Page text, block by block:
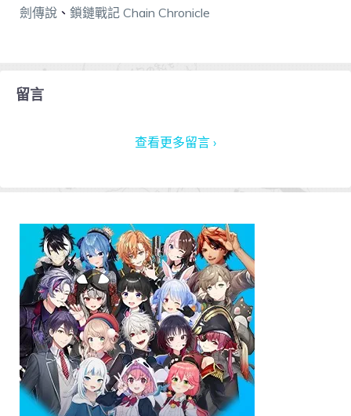
劍傳說 、 鎖鏈戰記 Chain Chronicle
留言
查看更多留言 ›